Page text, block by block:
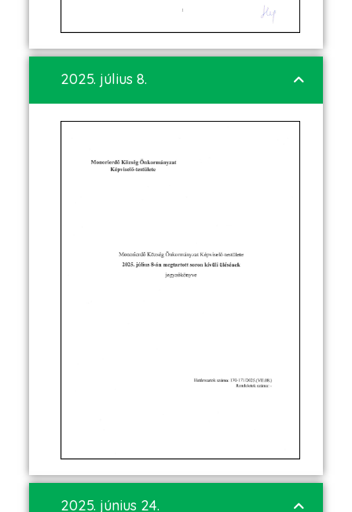
2025. július 8.
2025. június 24.